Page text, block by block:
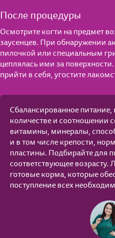
После процедуры
Осмотрите когти на предмет
заусенцев. При обнаружении
пилочкой или специальным
цеплялась ими за
прийти в себя, угостите
Сбалансированное
количестве и соотношении
витамины, минералы,
и в том числе крепости,
пластины. Подбирайте для
соответствующее возрасту.
готовые корма, которые
поступление всех